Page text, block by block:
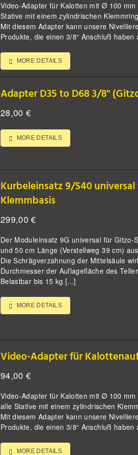
Video-Adapter für Kalotten mit Ø 100
Stative mit einem zylindrischen
Mit diesem Adapter kann unsere
Produkte, die einen 3/8“ Anschluß
MORE DETAILS
Adapter D35 to D68 3/8"
28,00 €
MORE DETAILS
Kurbeleinsatz 9/S40
Klemmbasis
299,00 €
Der Moduleinsatz 9G universal für
und 50 cm Länge (Verstellweg 39 cm)
Die Schrägverzahnung der Mittelsäule
Durchmesser der Auflagefläche des
Belastbar bis 15 kg [...]
MORE DETAILS
Video-Adapter für
94,00 €
Video-Adapter für Kalotten mit Ø 100
alle Stative mit einem zylindrischen
Mit diesem Adapter kann unsere
Produkte, die einen 3/8“ Anschluß haben
MORE DETAILS